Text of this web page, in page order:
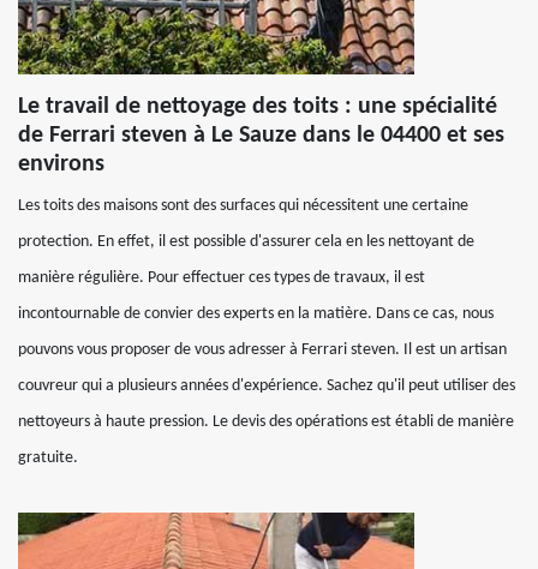
Le travail de nettoyage des toits : une spécialité
de Ferrari steven à Le Sauze dans le 04400 et ses
environs
Les toits des maisons sont des surfaces qui nécessitent une certaine
protection. En effet, il est possible d'assurer cela en les nettoyant de
manière régulière. Pour effectuer ces types de travaux, il est
incontournable de convier des experts en la matière. Dans ce cas, nous
pouvons vous proposer de vous adresser à Ferrari steven. Il est un artisan
couvreur qui a plusieurs années d'expérience. Sachez qu'il peut utiliser des
nettoyeurs à haute pression. Le devis des opérations est établi de manière
gratuite.